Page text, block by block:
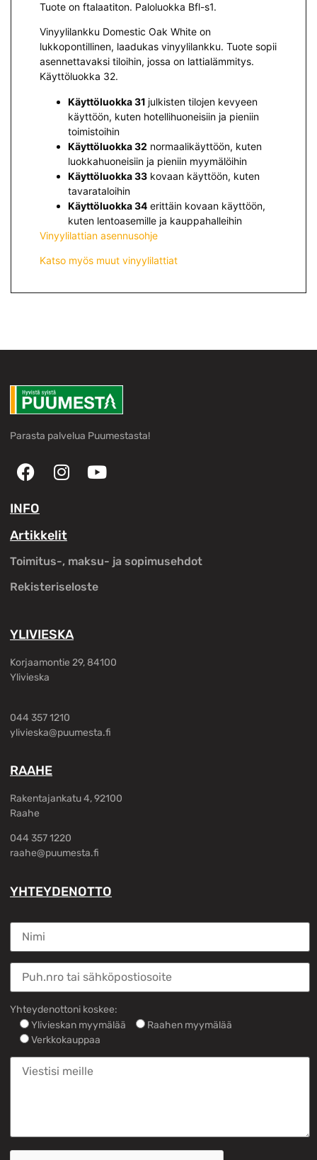
Tuote on ftalaatiton. Paloluokka Bfl-s1.
Vinyylilankku Domestic Oak White on
lukkopontillinen, laadukas vinyylilankku. Tuote sopii
asennettavaksi tiloihin, jossa on lattialämmitys.
Käyttöluokka 32.
Käyttöluokka 31 julkisten tilojen kevyeen
käyttöön, kuten hotellihuoneisiin ja pieniin
toimistoihin
Käyttöluokka 32 normaalikäyttöön, kuten
luokkahuoneisiin ja pieniin myymälöihin
Käyttöluokka 33 kovaan käyttöön, kuten
tavarataloihin
Käyttöluokka 34 erittäin kovaan käyttöön,
kuten lentoasemille ja kauppahalleihin
Vinyylilattian asennusohje
Katso myös muut vinyylilattiat
Parasta palvelua Puumestasta!
INFO
Artikkelit
Toimitus-, maksu- ja sopimusehdot
Rekisteriseloste
YLIVIESKA
Korjaamontie 29, 84100
Ylivieska
044 357 1210
ylivieska@puumesta.fi
RAAHE
Rakentajankatu 4, 92100
Raahe
044 357 1220
raahe@puumesta.fi
YHTEYDENOTTO
Yhteydenottoni koskee:
Ylivieskan myymälää
Raahen myymälää
Verkkokauppaa